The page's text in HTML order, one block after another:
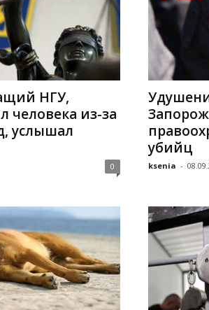
НГУ,
человека из-за
услышал
0
убийц
ksenia -